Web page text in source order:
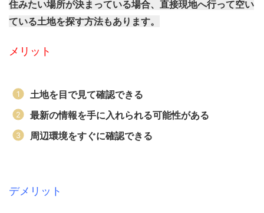
住みたい場所が決まっている場合、直接現地へ行って空い
ている土地を探す方法もあります。
メリット
土地を目で見て確認できる
最新の情報を手に入れられる可能性がある
周辺環境をすぐに確認できる
デメリット